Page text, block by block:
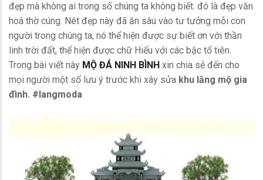
đẹp mà không ai trong số chúng ta không biết. đó là đẹp văn
hoá thờ cúng. Nét đẹp này đã ăn sâu vào tư tưởng mỗi con
người trong chúng ta, nó thể hiện được sự biết ơn với thần
linh trời đất, thể hiện được chữ Hiếu với các bậc tổ tiên.
Trong bài viết này MỘ ĐÁ NINH BÌNH xin chia sẻ đến cho
mọi người một số lưu ý trước khi xây sửa khu lăng mộ gia
đình. #langmoda